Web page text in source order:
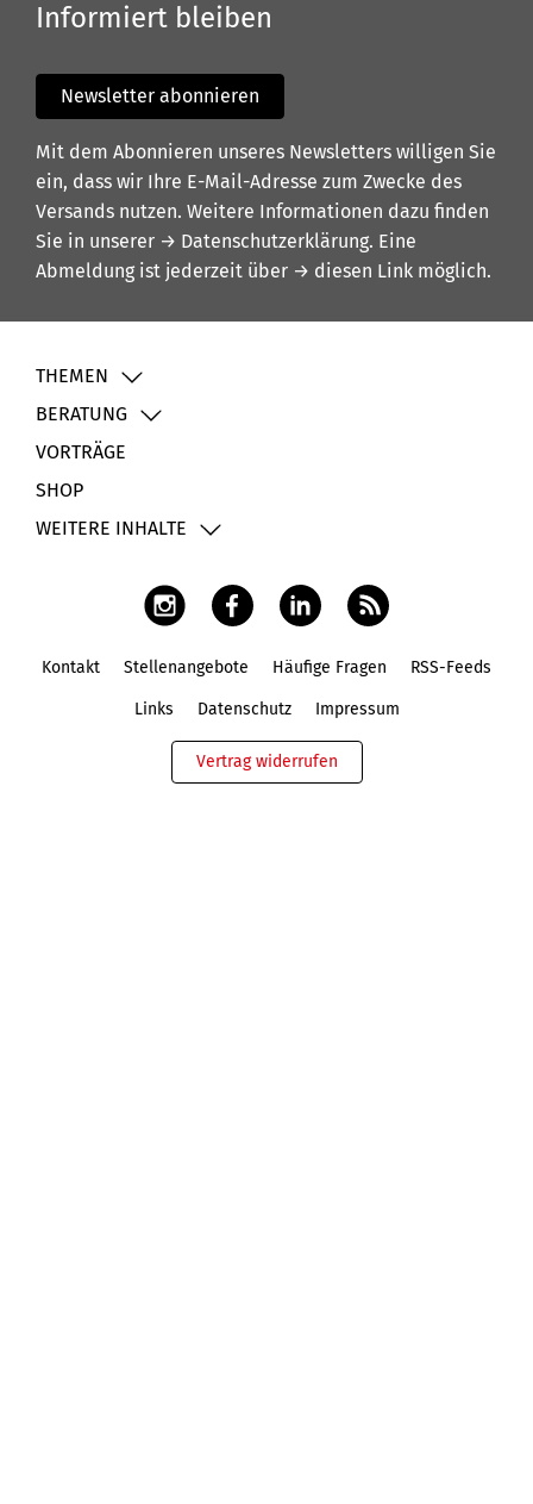
Informiert bleiben
Newsletter abonnieren
Mit dem Abonnieren unseres Newsletters willigen Sie
ein, dass wir Ihre E-Mail-Adresse zum Zwecke des
Versands nutzen. Weitere Informationen dazu finden
Sie in unserer → Datenschutzerklärung. Eine
Abmeldung ist jederzeit über → diesen Link möglich.
THEMEN
BERATUNG
VORTRÄGE
SHOP
WEITERE INHALTE
Kontakt Stellenangebote Häufige Fragen RSS-Feeds
Links Datenschutz Impressum
Vertrag widerrufen